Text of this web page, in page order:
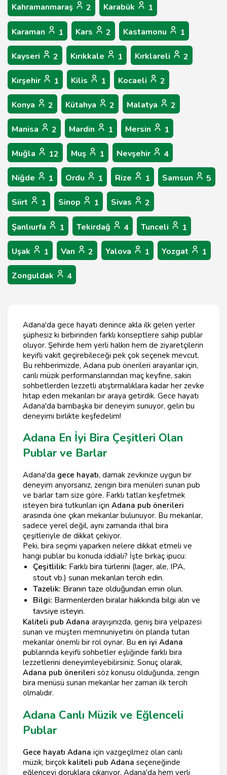
Kahramanmaraş 2 Karabük 1
Karaman 1 Kars 2 Kastamonu 1
Kayseri 2 Kırıkkale 1 Kırklareli 2
Kırşehir 1 Kilis 1 Kocaeli 2
Konya 2 Kütahya 2 Malatya 2
Manisa 2 Mardin 1 Mersin 1
Muğla 12 Muş 1 Nevşehir 4
Niğde 1 Ordu 1 Rize 1 Samsun 5
Siirt 1 Sinop 1 Sivas 2
Şanlıurfa 1 Tekirdağ 4 Tunceli 1
Uşak 1 Van 2 Yalova 1 Yozgat 1
Zonguldak 4
Adana'da gece hayatı denince akla ilk gelen yerler
şüphesiz ki birbirinden farklı konseptlere sahip publar
oluyor. Şehirde hem yerli halkın hem de ziyaretçilerin
keyifli vakit geçirebileceği pek çok seçenek mevcut.
Bu rehberimizde, Adana pub önerileri arayanlar için,
canlı müzik performanslarından maç keyfine, sakin
sohbetlerden lezzetli atıştırmalıklara kadar her zevke
hitap eden mekanları bir araya getirdik. Gece hayatı
Adana'da bambaşka bir deneyim sunuyor, gelin bu
deneyimi birlikte keşfedelim!
Adana En İyi Bira Çeşitleri Olan
Publar ve Barlar
Adana'da gece hayatı, damak zevkinize uygun bir
deneyim arıyorsanız, zengin bira menüleri sunan pub
ve barlar tam size göre. Farklı tatları keşfetmek
isteyen bira tutkunları için Adana pub önerileri
arasında öne çıkan mekanlar bulunuyor. Bu mekanlar,
sadece yerel değil, aynı zamanda ithal bira
çeşitleriyle de dikkat çekiyor.
Peki, bira seçimi yaparken nelere dikkat etmeli ve
hangi publar bu konuda iddialı? İşte birkaç ipucu:
Çeşitlilik: Farklı bira türlerini (lager, ale, IPA,
stout vb.) sunan mekanları tercih edin.
Tazelik: Biranın taze olduğundan emin olun.
Bilgi: Barmenlerden biralar hakkında bilgi alın ve
tavsiye isteyin.
Kaliteli pub Adana arayışınızda, geniş bira yelpazesi
sunan ve müşteri memnuniyetini ön planda tutan
mekanlar önemli bir rol oynar. Bu en iyi Adana
publarında keyifli sohbetler eşliğinde farklı bira
lezzetlerini deneyimleyebilirsiniz. Sonuç olarak,
Adana pub önerileri söz konusu olduğunda, zengin
bira menüsü sunan mekanlar her zaman ilk tercih
olmalıdır.
Adana Canlı Müzik ve Eğlenceli
Publar
Gece hayatı Adana için vazgeçilmez olan canlı
müzik, birçok kaliteli pub Adana seçeneğinde
eğlenceyi doruklara çıkarıyor. Adana'da hem yerli